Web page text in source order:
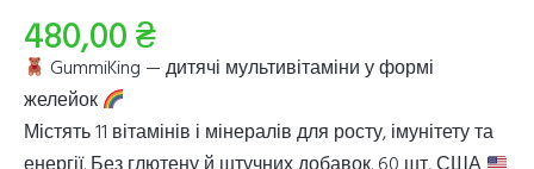
480,00₴
GummiKing — дитячі мультивітаміни у формі
желейок
Містять 11 вітамінів і мінералів для росту, імунітету та